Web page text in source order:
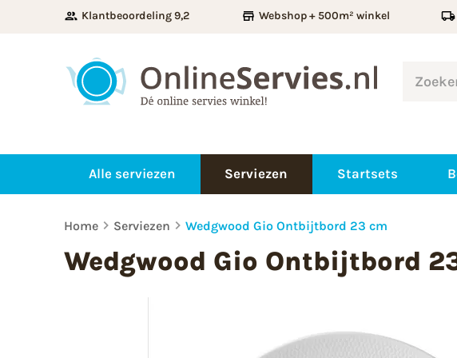
Klantbeoordeling 9,2 Webshop + 500m² winkel
Alle serviezen Serviezen Startsets
Home Serviezen Wedgwood Gio Ontbijtbord 23 cm
Wedgwood Gio Ontbijtbord